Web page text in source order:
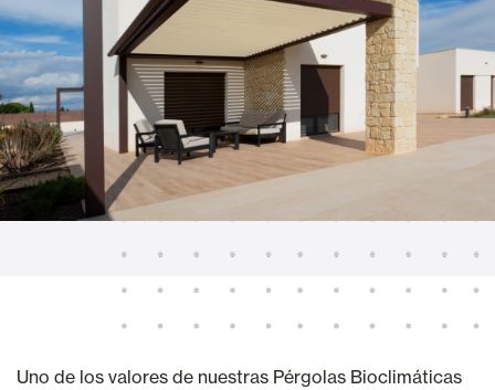
Uno de los valores de nuestras Pérgolas Bioclimáticas